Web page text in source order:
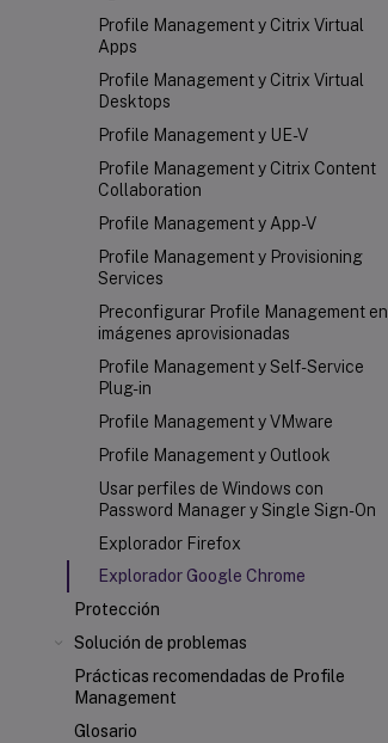
Profile Management y Citrix Virtual
Apps
Profile Management y Citrix Virtual
Desktops
Profile Management y UE-V
Profile Management y Citrix Content
Collaboration
Profile Management y App-V
Profile Management y Provisioning
Services
Preconfigurar Profile Management en
imágenes aprovisionadas
Profile Management y Self-Service
Plug-in
Profile Management y VMware
Profile Management y Outlook
Usar perfiles de Windows con
Password Manager y Single Sign-On
Explorador Firefox
Explorador Google Chrome
Protección
Solución de problemas
Prácticas recomendadas de Profile
Management
Glosario